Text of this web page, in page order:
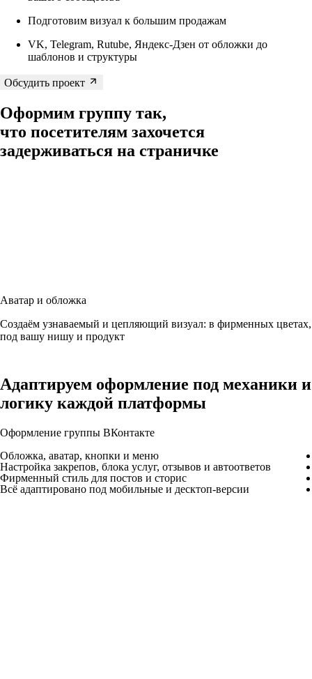
Подготовим визуал к большим продажам
VK, Telegram, Rutube, Яндекс-Дзен от обложки до
шаблонов и структуры
Обсудить проект
Оформим группу так,
что посетителям захочется
задерживаться на страничке
Аватар и обложка
Создаём узнаваемый и цепляющий визуал: в фирменных цветах,
под вашу нишу и продукт
Адаптируем оформление под механики и
логику каждой платформы
Оформление группы ВКонтакте
Обложка, аватар, кнопки и меню
Настройка закрепов, блока услуг, отзывов и автоответов
Фирменный стиль для постов и сторис
Всё адаптировано под мобильные и десктоп-версии